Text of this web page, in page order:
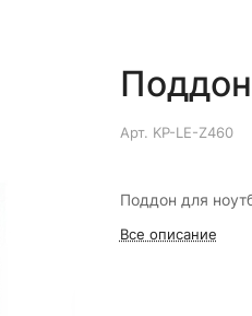
Арт. KP-LE-Z460
Поддон для
Все описание